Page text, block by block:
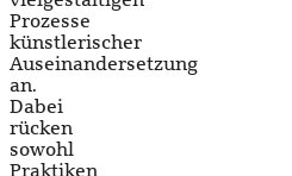
Prozesse
künstlerischer
Auseinandersetzung
an.
Dabei
rücken
sowohl
Praktiken